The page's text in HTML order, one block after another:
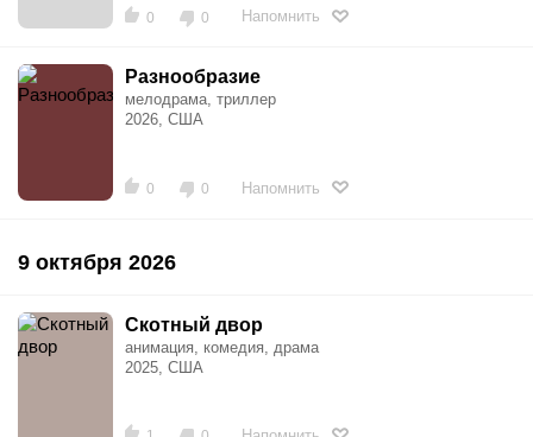
0 0 Напомнить
Разнообразие
мелодрама, триллер
2026, США
0 0 Напомнить
9 октября 2026
Скотный двор
анимация, комедия, драма
2025, США